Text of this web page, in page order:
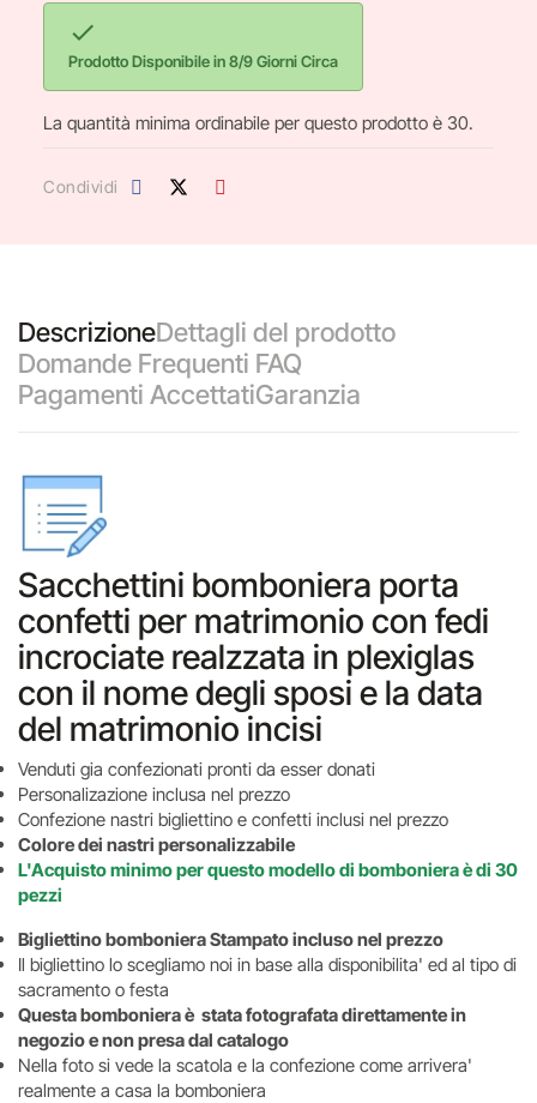

Prodotto Disponibile in 8/9 Giorni Circa
La quantità minima ordinabile per questo prodotto è 30.
Condividi
DescrizioneDettagli del prodotto
Domande Frequenti FAQ
Pagamenti AccettatiGaranzia
Sacchettini bomboniera porta
confetti per matrimonio con fedi
incrociate realzzata in plexiglas
con il nome degli sposi e la data
del matrimonio incisi
Venduti gia confezionati pronti da esser donati
Personalizazione inclusa nel prezzo
Confezione nastri bigliettino e confetti inclusi nel prezzo
Colore dei nastri personalizzabile
L'Acquisto minimo per questo modello di bomboniera è di 30
pezzi
Bigliettino bomboniera Stampato incluso nel prezzo
Il bigliettino lo scegliamo noi in base alla disponibilita' ed al tipo di
sacramento o festa
Questa bomboniera è stata fotografata direttamente in
negozio e non presa dal catalogo
Nella foto si vede la scatola e la confezione come arrivera'
realmente a casa la bomboniera